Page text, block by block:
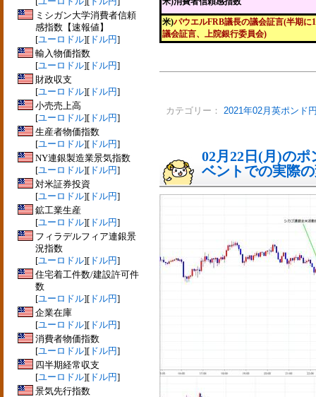
ミシガン大学消費者信頼
感指数【速報値】
[ユーロドル][ ドル円]
輸入物価指数
[ユーロドル][ ドル円]
財政収支
[ユーロドル][ ドル円]
小売売上高
[ユーロドル][ ドル円]
生産者物価指数
[ユーロドル][ ドル円]
NY連銀製造業景気指数
[ユーロドル][ ドル円]
対米証券投資
[ユーロドル][ ドル円]
鉱工業生産
[ユーロドル][ ドル円]
フィラデルフィア連銀景
況指数
[ユーロドル][ ドル円]
住宅着工件数/建設許可件
数
[ユーロドル][ ドル円]
企業在庫
[ユーロドル][ ドル円]
消費者物価指数
[ユーロドル][ ドル円]
四半期経常収支
[ユーロドル][ ドル円]
景気先行指数
米)パウエルFRB議長の議会証言(半期に
議会証言、上院銀行委員会)
カテゴリー： 2021年02月英ポンド
02月22日(月)の
ベントでの実際